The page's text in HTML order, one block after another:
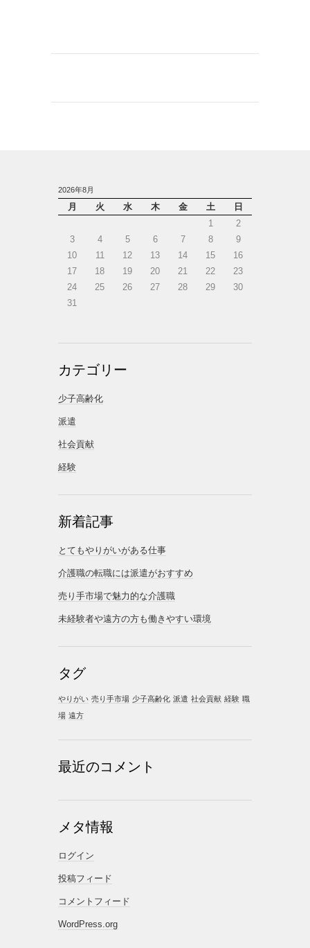
2026年8月
月 火 水 木 金 土
日
1
2
3
4 5 6 7 8
9
10
11 12 13 14 15
16
17
18 19 20 21 22
23
24
25 26 27 28 29
30
31
カテゴリー
少子高齢化
派遣
社会貢献
経験
新着記事
とてもやりがいがある仕事
介護職の転職には派遣がおすすめ
売り手市場で魅力的な介護職
未経験者や遠方の方も働きやすい環境
タグ
やりがい 売り手市場 少子高齢化 派遣 社会貢献 経験 職
場 遠方
最近のコメント
メタ情報
ログイン
投稿フィード
コメントフィード
WordPress.org